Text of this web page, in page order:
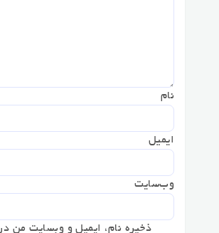
نام
ایمیل
وب‌سایت
ذخیره نام، ایمیل و وبسایت من در